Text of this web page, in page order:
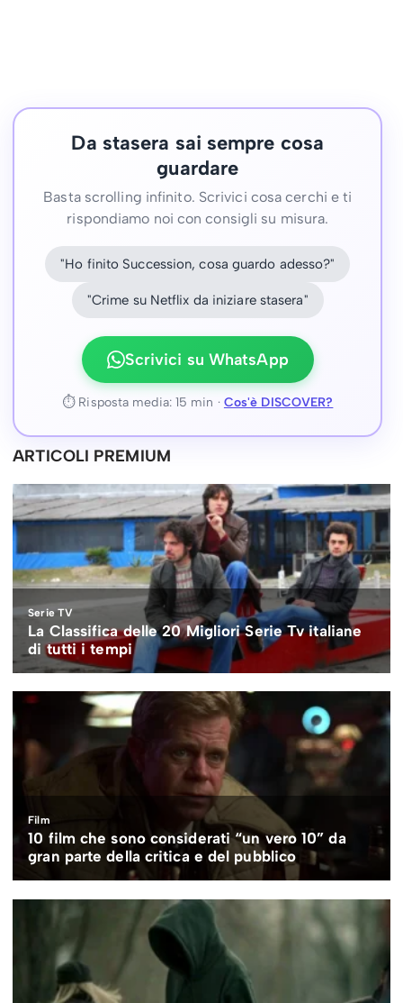
Da stasera sai sempre cosa
guardare
Basta scrolling infinito. Scrivici cosa cerchi e ti
rispondiamo noi con consigli su misura.
"Ho finito Succession, cosa guardo adesso?"
"Crime su Netflix da iniziare stasera"
Scrivici su WhatsApp
⏱ Risposta media: 15 min · Cos'è DISCOVER?
ARTICOLI PREMIUM